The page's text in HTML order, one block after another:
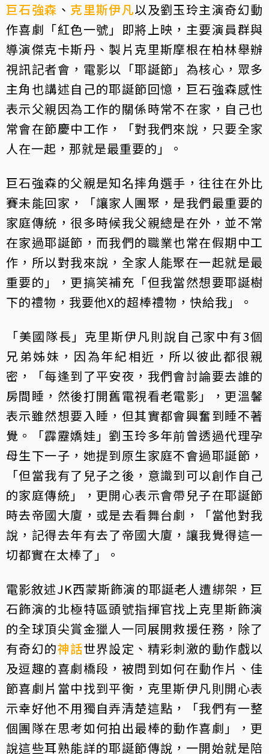
巨石強森 、 克里斯伊凡以及劉玉玲主演奇幻動
作喜劇「紅色一號」即將上映，主要演員群與
導演傑克卡斯丹、製片克里斯摩根在柏林舉辦
視訊記者會，電影以「耶誕節」為核心，眾多
主角也講述自己的耶誕節回憶，巨石強森感性
表示父親因為工作的關係時常不在家，自己也
常會在節慶中工作，「對我們來說，只要全家
人在一起，那就是最重要的」。
巨石強森的父親是知名摔角選手，往往在外比
賽未能回家，「讓家人團聚，是我們最重要的
家庭傳統，很多時候我父親總是在外，並不常
在家過耶誕節，而我們的職業也常在假期中工
作，所以對我來說，全家人能聚在一起就是最
重要的」，更搞笑補充「但我當然想要耶誕樹
下的禮物，我要他X的超棒禮物，快給我」。
「美國隊長」克里斯伊凡則說自己家中有3個
兄弟姊妹，因為年紀相近，所以彼此都很親
密，「每逢到了平安夜，我們會討論要去誰的
房間睡，然後打開舊電視看老電影」，更溫馨
表示雖然想要入睡，但其實都會興奮到睡不著
覺。「霹靂嬌娃」劉玉玲多年前曾透過代理孕
母生下一子，她提到原生家庭不會過耶誕節，
「但當我有了兒子之後，意識到可以創作自己
的家庭傳統」，更開心表示會帶兒子在耶誕節
時去帝國大廈，或是去看舞台劇，「當他對我
說，記得去年有去了帝國大廈，讓我覺得這一
切都實在太棒了」。
電影敘述JK西蒙斯飾演的耶誕老人遭綁架，巨
石飾演的北極特區頭號指揮官找上克里斯飾演
的全球頂尖賞金獵人一同展開救援任務，除了
有奇幻的神話世界設定、精彩刺激的動作戲以
及逗趣的喜劇橋段，被問到如何在動作片、佳
節喜劇片當中找到平衡，克里斯伊凡則開心表
示幸好他不用獨自弄清楚這點，「我們有一整
個團隊在思考如何拍出最棒的動作喜劇」，更
說這些耳熟能詳的耶誕節傳說，一開始就是陪